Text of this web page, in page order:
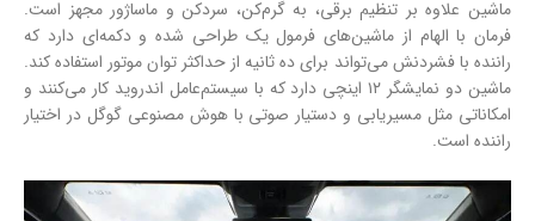
ماشین علاوه بر تنظیم برقی، به گرم‌کن، سرد‌کن و ماساژور مجهز است.
فرمان با الهام از ماشین‌های فرمول یک طراحی شده و دکمه‌ای دارد که
راننده با فشردنش می‌تواند برای ده ثانیه از حداکثر توان موتور استفاده کند.
ماشین دو نمایشگر ۱۲ اینچی دارد که با سیستم‌عامل اندروید کار می‌کنند و
امکاناتی مثل مسیریابی و دستیار صوتی با هوش مصنوعی گوگل در اختیار
راننده است.